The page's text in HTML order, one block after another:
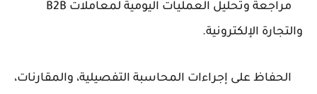
مراجعة وتحليل العمليات اليومية لمعاملات B2B
والتجارة الإلكترونية.
الحفاظ على إجراءات المحاسبة التفصيلية، والمقارنات،